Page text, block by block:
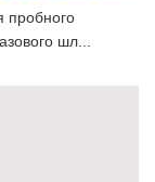
пробного
шл...